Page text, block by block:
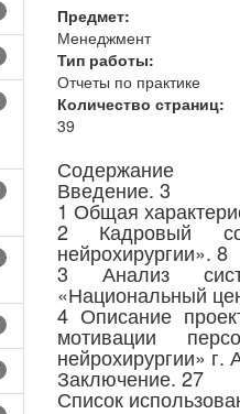
Предмет:
Менеджмент
Тип работы:
Отчеты по практике
Количество страниц:
39
Содержание
Введение. 3
1 Общая
2 Кадровый
нейрохирургии». 8
3 Анализ
«Национальный
4 Описание
мотивации
нейрохирургии» г.
Заключение. 27
Список